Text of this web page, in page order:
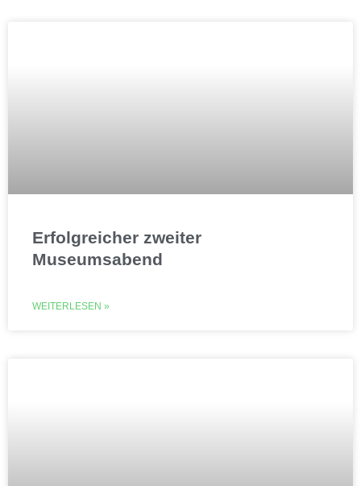
Erfolgreicher zweiter
Museumsabend
WEITERLESEN »